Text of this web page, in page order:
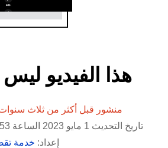
هذا الفيديو
منشور قبل أكثر من ثلاث
تاريخ التحديث 1 مايو 2023 الساعة 15:53
إعداد: خدمة